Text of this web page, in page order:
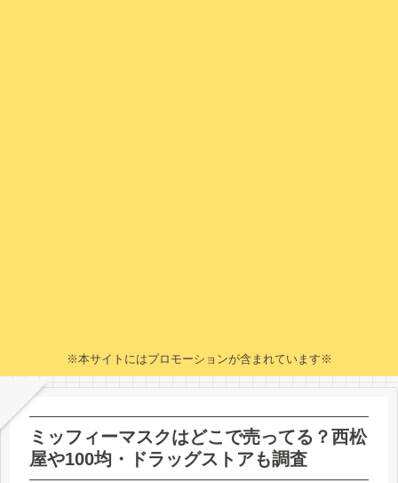
※本サイトにはプロモーションが含まれています※
ミッフィーマスクはどこで売ってる？西松
屋や100均・ドラッグストアも調査